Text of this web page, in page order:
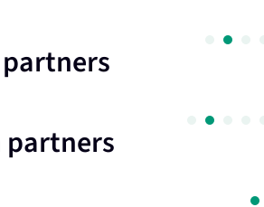
partners